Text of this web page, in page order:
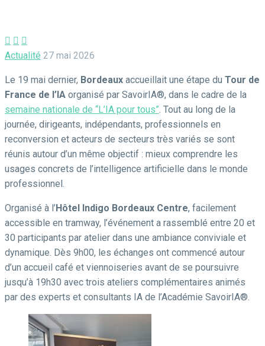
  
Actualité 27 mai 2026
Le 19 mai dernier, Bordeaux accueillait une étape du Tour de
France de l’IA organisé par SavoirIA®, dans le cadre de la
semaine nationale de “L’IA pour tous”. Tout au long de la
journée, dirigeants, indépendants, professionnels en
reconversion et acteurs de secteurs très variés se sont
réunis autour d’un même objectif : mieux comprendre les
usages concrets de l’intelligence artificielle dans le monde
professionnel.
Organisé à l’Hôtel Indigo Bordeaux Centre, facilement
accessible en tramway, l’événement a rassemblé entre 20 et
30 participants par atelier dans une ambiance conviviale et
dynamique. Dès 9h00, les échanges ont commencé autour
d’un accueil café et viennoiseries avant de se poursuivre
jusqu’à 19h30 avec trois ateliers complémentaires animés
par des experts et consultants IA de l’Académie SavoirIA®.